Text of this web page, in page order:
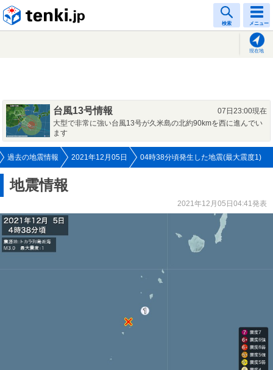
検索 メニュー
現在地
台風13号情報
07日23:00現在
大型で非常に強い台風13号が久米島の北約90kmを西に進んでい
ます
過去の地震情報 2021年12月05日 04時38分頃発生した地震(最大震度1)
地震情報
2021年12月05日04:41発表